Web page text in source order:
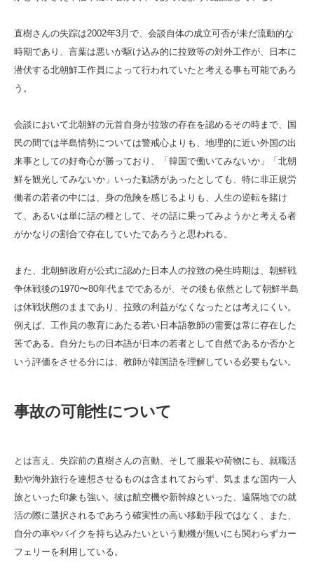
直樹さんの失踪は2002年3月で、会談自体の成立可否が未だ流動的な
時期であり、言葉は悪いが駆け込み的に拉致等の対外工作が、日本に
潜伏する北朝鮮工作員によって行われていたと考える事も可能であろ
う。
会談において北朝鮮の元首自身が拉致の存在を認めるその時まで、国
民の間では半島情勢については警戒心よりも、地理的に近い外国の出
来事としての好奇心が勝っており、「韓国で働いてみないか」「北朝
鮮を観光してみないか」いった勧誘があったとしても、特に非正規労
働者の若者の中には、身の危険を感じるよりも、人生の逆転を賭け
て、あるいは単に話の種として、その話に乗ってみようかと考える者
がかなりの割合で存在していたであろうと思われる。
また、北朝鮮政府が公式に認めた日本人の拉致の発生時期は、朝鮮戦
争休戦後の1970〜80年代までであるが、その後も依然として朝鮮半島
は休戦状態のままであり、拉致の利益がなくなったとは考えにくい。
例えば、工作員の教育にあたる若い日本語教師の需要は常に存在した
筈である。自分たちの日本語が日本の若者として自然であるか否かと
いう評価をさせる分には、教師が韓国語を理解している必要もない。
事故の可能性について
とは言え、失踪前の直樹さんの言動、そして服装や荷物にも、就職活
動や海外旅行を連想させるものは含まれておらず、気ままな国内一人
旅といった印象も強い。彼は航空機や新幹線といった、遠隔地での就
活の際に選択されるであろう確実性の高い移動手段ではなく、また、
自分の車やバイクを持ち込みたいという動機が無いにも関わらずカー
フェリーを利用している。